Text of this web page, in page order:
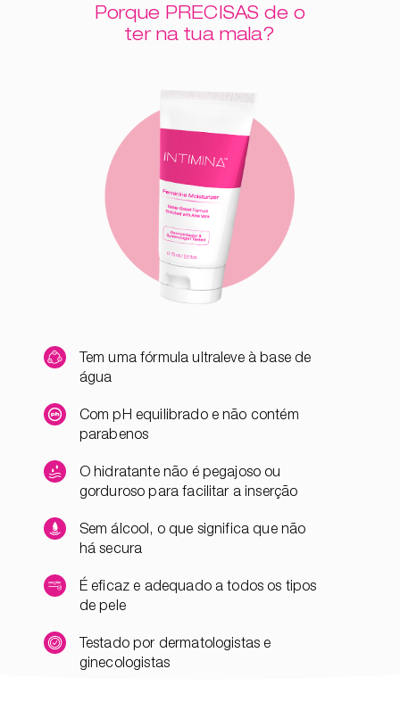
Porque PRECISAS de o
ter na tua mala?
Tem uma fórmula ultraleve à base de
água
Com pH equilibrado e não contém
parabenos
O hidratante não é pegajoso ou
gorduroso para facilitar a inserção
Sem álcool, o que significa que não
há secura
É eficaz e adequado a todos os tipos
de pele
Testado por dermatologistas e
ginecologistas